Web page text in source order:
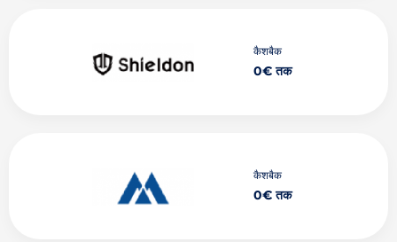
कैशबैक
0€ तक
कैशबैक
0€ तक